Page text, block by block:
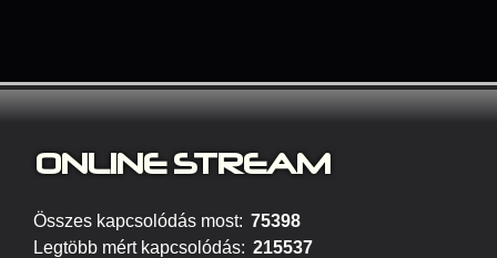
ONLINE STREAM
Összes kapcsolódás most: 75398
Legtöbb mért kapcsolódás: 215537